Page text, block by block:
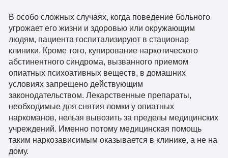
В особо сложных случаях, когда поведение больного
угрожает его жизни и здоровью или окружающим
людям, пациента госпитализируют в стационар
клиники. Кроме того, купирование наркотического
абстинентного синдрома, вызванного приемом
опиатных психоативных веществ, в домашних
условиях запрещено действующим
законодательством. Лекарственные препараты,
необходимые для снятия ломки у опиатных
наркоманов, нельзя вывозить за пределы медицинских
учреждений. Именно потому медицинская помощь
таким наркозависимым оказывается в клинике, а не на
дому.